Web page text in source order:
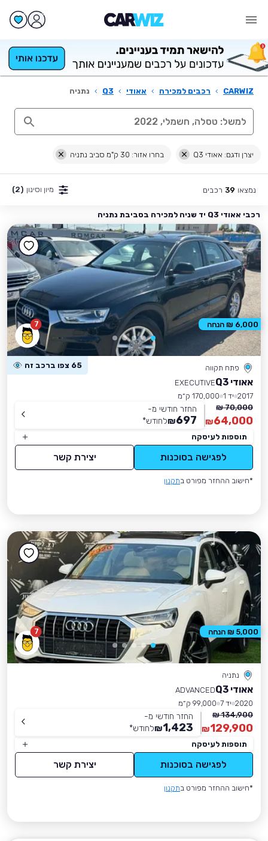
CARWIZ
› רכבים למכירה › אאודי ›
Q3
› נתניה
יצרן ודגם: אאודי Q3 בחרו אזור: 30 ק"מ סביב נתניה
נמצאו 39 רכבים מיון וסינון (2)
רכבי אאודי Q3 יד שניה למכירה בסביבת נתניה
7
פתח תקווה 65 צפו ברכב זה
אאודי Q3
EXECUTIVE
2017 יד 1
170,000 ק״מ
70,000 ₪
64,000
₪
החזר חודשי מ-
697
₪לחודש*
תוספות לעיסקה
לפגישה בסוכנות יצירת קשר
*חישוב ההחזר מפורט בתקנון
6,000 ₪ הנחה
7
נתניה
אאודי Q3
ADVANCED
2020 יד 7
99,000 ק״מ
134,900 ₪
129,900
₪
החזר חודשי מ-
1,423
₪לחודש*
תוספות לעיסקה
לפגישה בסוכנות יצירת קשר
*חישוב ההחזר מפורט בתקנון
5,000 ₪ הנחה